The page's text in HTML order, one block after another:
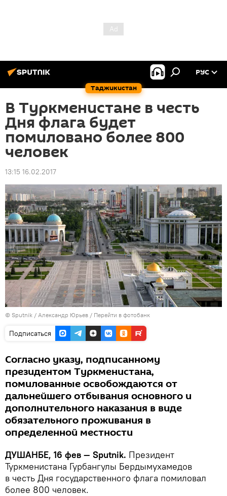
Таджикистан
РУС
В Туркменистане в честь
Дня флага будет
помиловано более 800
человек
13:15 16.02.2017
© Sputnik / Александр Юрьев / Перейти в фотобанк
Подписаться
Согласно указу, подписанному
президентом Туркменистана,
помилованные освобождаются от
дальнейшего отбывания основного и
дополнительного наказания в виде
обязательного проживания в
определенной местности
ДУШАНБЕ, 16 фев — Sputnik. Президент
Туркменистана Гурбангулы Бердымухамедов
в честь Дня государственного флага помиловал
более 800 человек.